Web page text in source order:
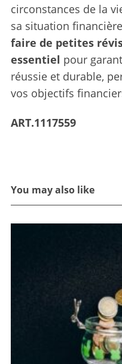
circonstances de la
sa situation
faire de petites
essentiel pour
réussie et durable,
vos objectifs
ART.1117559
You may also like